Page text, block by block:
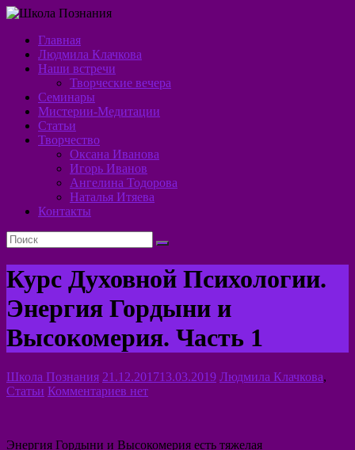
Перейти
содержимому
Школа
Познания
Алхимия
Духа
Главная
Людмила Клачкова
Наши встречи
Творческие вечера
Семинары
Мистерии-Медитации
Статьи
Творчество
Оксана Иванова
Игорь Иванов
Ангелина Тодорова
Наталья Итяева
Контакты
Курс Духовной Психологии.
Энергия Гордыни и
Высокомерия. Часть 1
Школа Познания 21.12.201713.03.2019 Людмила Клачкова,
Статьи Комментариев нет
Энергия Гордыни и Высокомерия есть тяжелая